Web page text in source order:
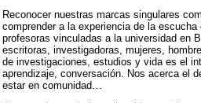
Reconocer nuestras marcas singulares
comprender a la experiencia de la
profesoras vinculadas a la universidad en
escritoras, investigadoras, mujeres,
de investigaciones, estudios y vida es el
aprendizaje, conversación. Nos acerca el
estar en comunidad…